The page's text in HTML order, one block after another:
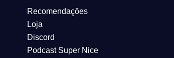
Recomendações
Loja
Discord
Podcast Super Nice